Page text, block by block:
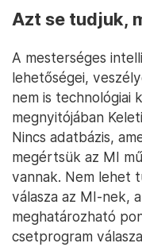
Azt se tudjuk,
A mesterséges
lehetőségei,
nem is technológiai
megnyitójában
Nincs adatbázis,
megértsük az MI
vannak. Nem lehet
válasza az MI-nek,
meghatározható
csetprogram